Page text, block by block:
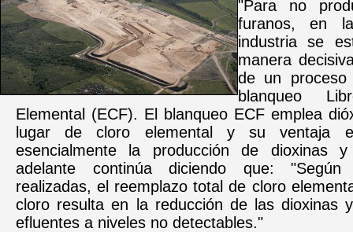
"Para no
furanos, en
industria se
manera
de un proceso
blanqueo
Elemental (ECF). El blanqueo ECF emplea
lugar de cloro elemental y su ventaja
esencialmente la producción de dioxinas
adelante continúa diciendo que: "Según
realizadas, el reemplazo total de cloro
cloro resulta en la reducción de las dioxinas
efluentes a niveles no detectables."